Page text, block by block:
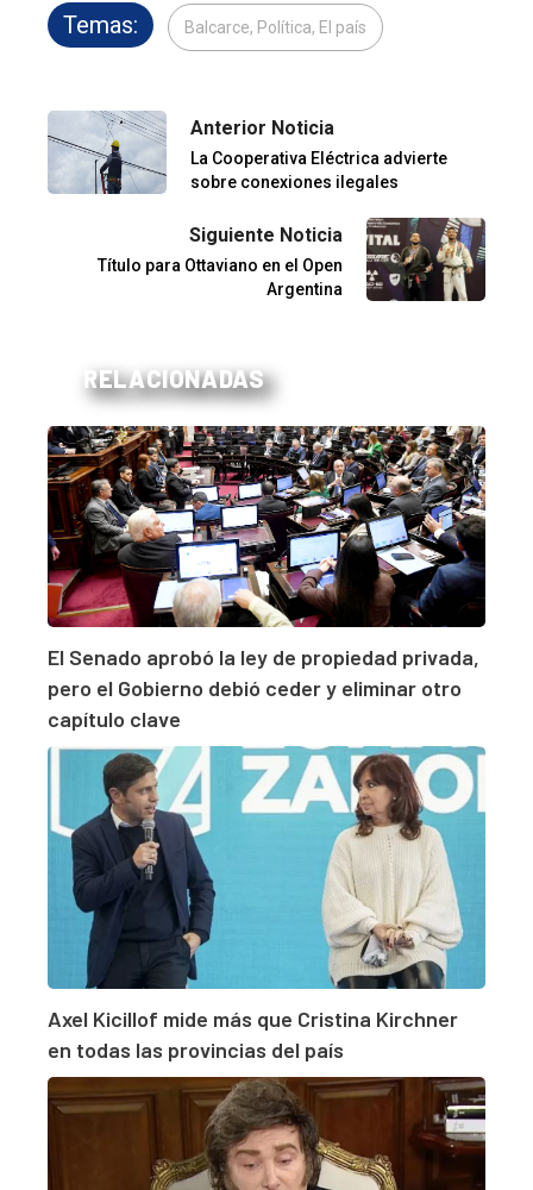
Temas: Balcarce, Política, El país
Anterior Noticia
La Cooperativa Eléctrica advierte
sobre conexiones ilegales
Siguiente Noticia
Título para Ottaviano en el Open
Argentina
RELACIONADAS
El Senado aprobó la ley de propiedad privada,
pero el Gobierno debió ceder y eliminar otro
capítulo clave
Axel Kicillof mide más que Cristina Kirchner
en todas las provincias del país